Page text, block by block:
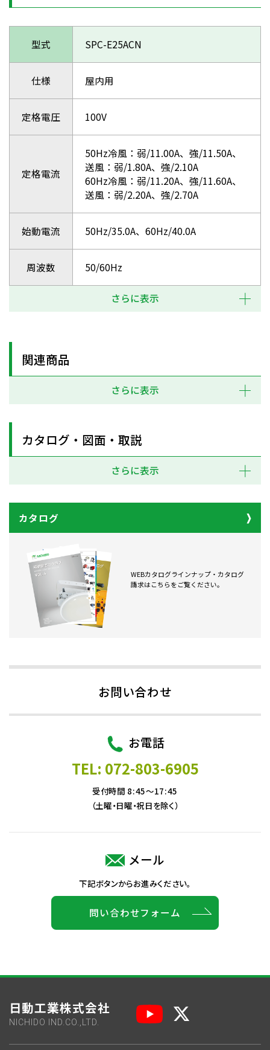
型式 SPC-E25ACN
仕様 屋内用
定格電圧 100V
定格電流
50Hz冷風：弱/11.00A、強/11.50A、
送風：弱/1.80A、強/2.10A
60Hz冷風：弱/11.20A、強/11.60A、
送風：弱/2.20A、強/2.70A
始動電流 50Hz/35.0A、60Hz/40.0A
周波数 50/60Hz
さらに表示
関連商品
さらに表示
カタログ・図面・取説
さらに表示
カタログ
WEBカタログラインナップ・カタログ
請求はこちらをご覧ください。
お問い合わせ
お電話
TEL: 072-803-6905
受付時間 8:45～17:45
（土曜・日曜・祝日を除く）
メール
下記ボタンからお進みください。
問い合わせフォーム
日動工業株式会社
NICHIDO IND.CO.,LTD.